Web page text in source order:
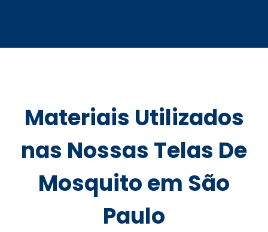
Materiais Utilizados
nas Nossas Telas De
Mosquito em São
Paulo